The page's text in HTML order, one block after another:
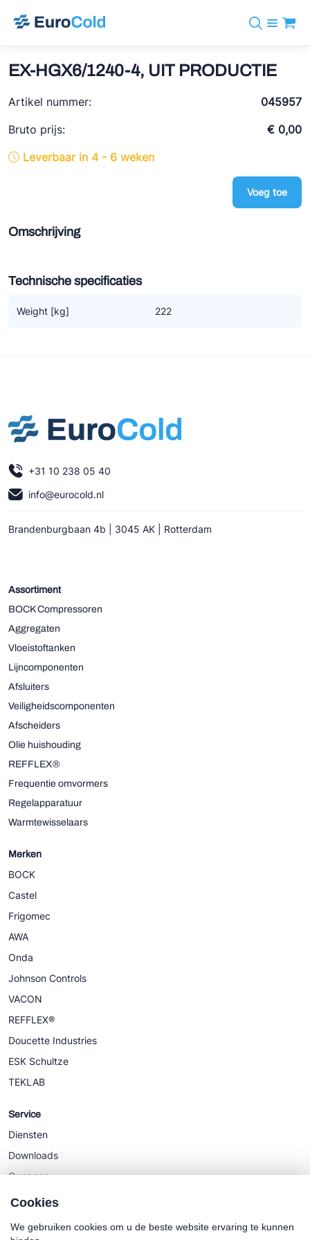
info@eurocold.nl
EN
Merken
Castel
Frigomec
AWA
REFFLEX®
Ziehl-Abegg
Koudemiddelen
Downloads
Over ons
Contact
Log in
EX-HGX6/1240-4, UIT PRODUCTIE
Artikel nummer:
045957
Bruto prijs:
€ 0,00
Leverbaar in 4 - 6 weken
Voeg toe
Omschrijving
Technische specificaties
Weight [kg] 222
+31 10 238 05 40
info@eurocold.nl
Brandenburgbaan 4b | 3045 AK | Rotterdam
Assortiment
BOCK Compressoren
Aggregaten
Vloeistoftanken
Lijncomponenten
Afsluiters
Veiligheidscomponenten
Afscheiders
Olie huishouding
REFFLEX®
Frequentie omvormers
Regelapparatuur
Warmtewisselaars
Merken
BOCK
Castel
Frigomec
AWA
Onda
Johnson Controls
VACON
REFFLEX®
Doucette Industries
ESK Schultze
TEKLAB
Service
Diensten
Downloads
Over ons
Nieuws
Cookies
We gebruiken cookies om u de beste website ervaring te kunnen